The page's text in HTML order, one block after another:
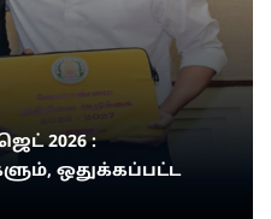
2026 :
ஒதுக்கப்பட்ட